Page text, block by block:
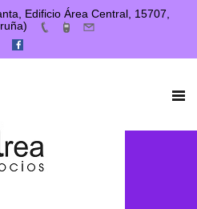
Edificio Área Central, 15707,